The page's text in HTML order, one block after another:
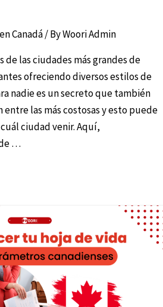
Canadá/ ByWoori Admin
de las ciudades más grandes de
ofreciendo diversos estilos de
nadie es un secreto que también
entre las más costosas y esto puede
ciudad venir. Aquí,
…